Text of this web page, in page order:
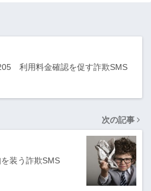
利用料金確認を促す詐欺SMS
次の記事
装う詐欺SMS